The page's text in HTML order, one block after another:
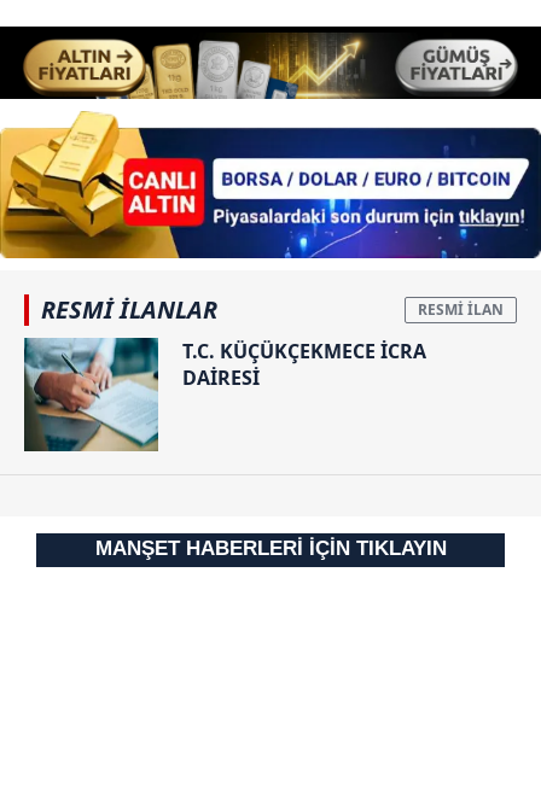
RESMİ İLANLAR
T.C. KÜÇÜKÇEKMECE İCRA
DAİRESİ
MANŞET HABERLERİ İÇİN TIKLAYIN